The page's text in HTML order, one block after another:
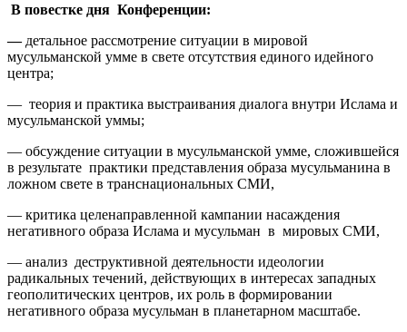
В повестке дня Конференции:
— детальное рассмотрение ситуации в мировой
мусульманской умме в свете отсутствия единого идейного
центра;
— теория и практика выстраивания диалога внутри Ислама и
мусульманской уммы;
— обсуждение ситуации в мусульманской умме, сложившейся
в результате практики представления образа мусульманина в
ложном свете в транснациональных СМИ,
— критика целенаправленной кампании насаждения
негативного образа Ислама и мусульман в мировых СМИ,
— анализ деструктивной деятельности идеологии
радикальных течений, действующих в интересах западных
геополитических центров, их роль в формировании
негативного образа мусульман в планетарном масштабе.